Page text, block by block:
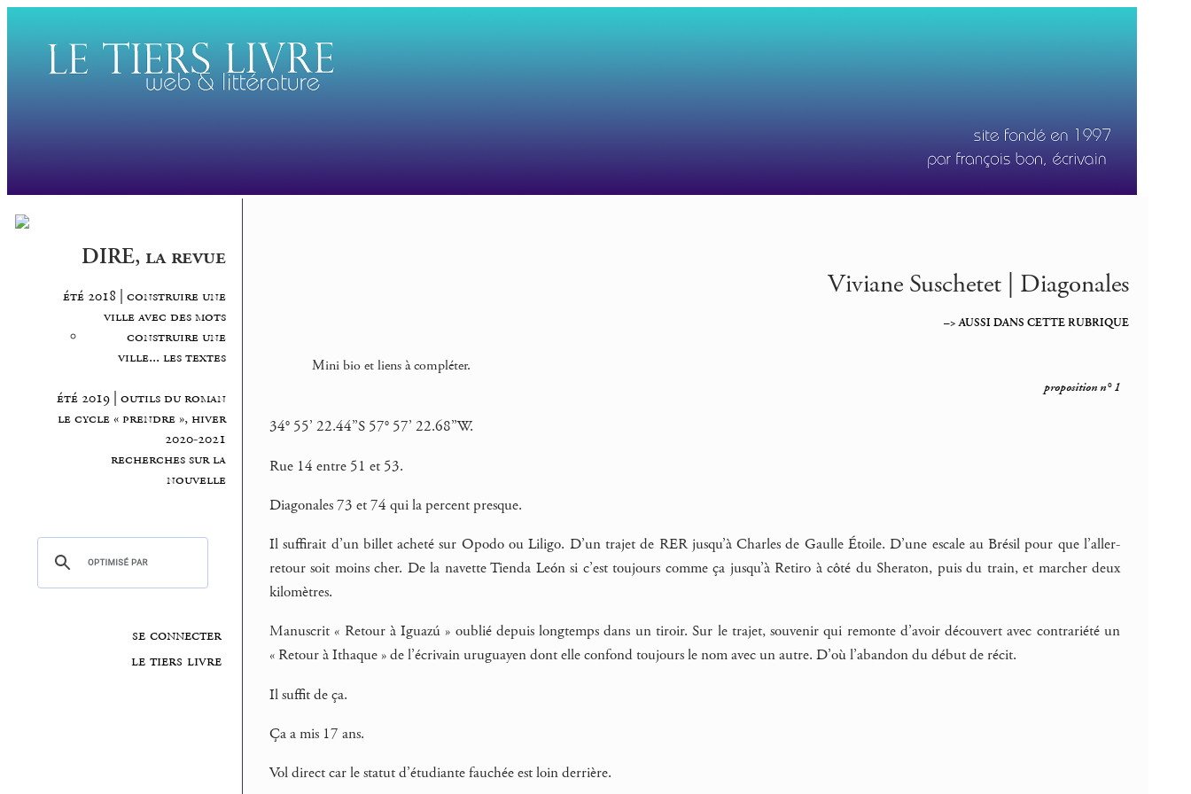
DIRE, la revue
été 2018 | construire une
ville avec des mots
construire une
ville... les textes
été 2019 | outils du roman
le cycle « prendre », hiver
2020-2021
recherches sur la
nouvelle
se connecter
le tiers livre
Viviane Suschetet | Diagonales
–> AUSSI DANS CETTE RUBRIQUE
Mini bio et liens à compléter.
proposition n° 1
34° 55’ 22.44’’S 57° 57’ 22.68’’W.
Rue 14 entre 51 et 53.
Diagonales 73 et 74 qui la percent presque.
Il suffirait d’un billet acheté sur Opodo ou Liligo. D’un trajet de RER jusqu’à Charles de Gaulle Étoile. D’une escale au Brésil pour que l’aller-
retour soit moins cher. De la navette Tienda León si c’est toujours comme ça jusqu’à Retiro à côté du Sheraton, puis du train, et marcher deux
kilomètres.
Manuscrit « Retour à Iguazú » oublié depuis longtemps dans un tiroir. Sur le trajet, souvenir qui remonte d’avoir découvert avec contrariété un
« Retour à Ithaque » de l’écrivain uruguayen dont elle confond toujours le nom avec un autre. D’où l’abandon du début de récit.
Il suffit de ça.
Ça a mis 17 ans.
Vol direct car le statut d’étudiante fauchée est loin derrière.